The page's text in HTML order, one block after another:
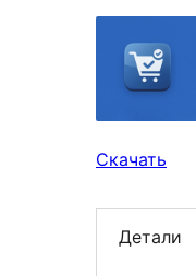
Скачать
Детали